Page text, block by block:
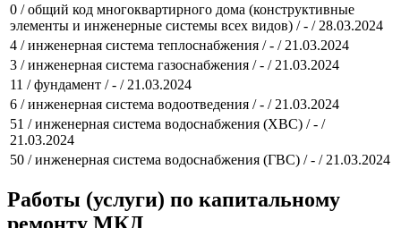
0 / общий код многоквартирного дома (конструктивные
элементы и инженерные системы всех видов) / - / 28.03.2024
4 / инженерная система теплоснабжения / - / 21.03.2024
3 / инженерная система газоснабжения / - / 21.03.2024
11 / фундамент / - / 21.03.2024
6 / инженерная система водоотведения / - / 21.03.2024
51 / инженерная система водоснабжения (ХВС) / - /
21.03.2024
50 / инженерная система водоснабжения (ГВС) / - / 21.03.2024
Работы (услуги) по капитальному